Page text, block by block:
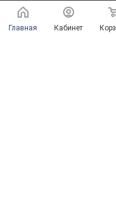
г.
Главная Кабинет